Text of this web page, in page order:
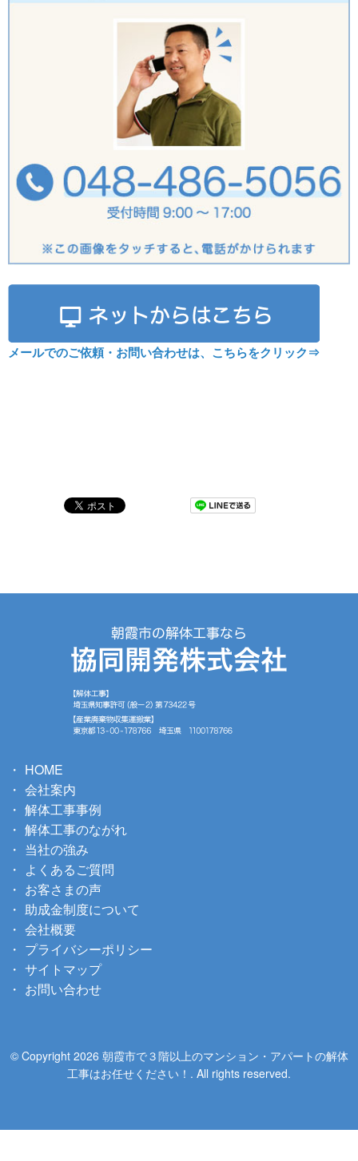
メールでのご依頼・お問い合わせは、こちらをクリック⇒
HOME
会社案内
解体工事事例
解体工事のながれ
当社の強み
よくあるご質問
お客さまの声
助成金制度について
会社概要
プライバシーポリシー
サイトマップ
お問い合わせ
© Copyright 2026 朝霞市で３階以上のマンション・アパートの解体
工事はお任せください！. All rights reserved.